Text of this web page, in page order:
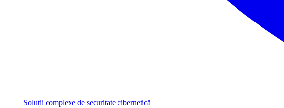
Soluții complexe de securitate cibernetică